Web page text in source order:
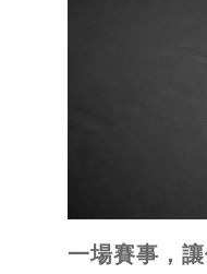
一場賽事，